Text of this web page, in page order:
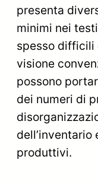
presenta
minimi nei
spesso difficili
visione
possono
dei numeri di
dell’inventario
produttivi.